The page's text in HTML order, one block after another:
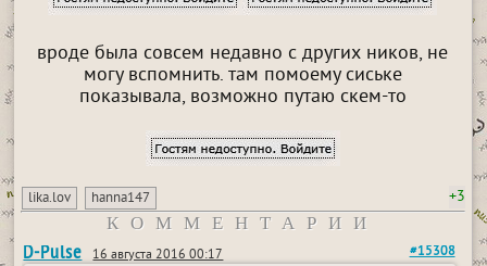
вроде была совсем недавно с других ников, не
могу вспомнить. там помоему сиське
показывала, возможно путаю скем-то
lika.lov hanna147 +3
КОММЕНТАРИИ
D-Pulse 16 августа 2016 00:17 #15308